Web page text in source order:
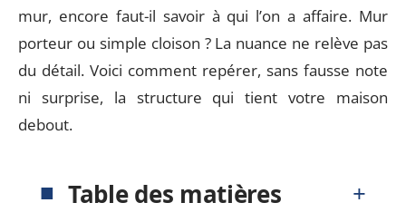
mur, encore faut-il savoir à qui l’on a affaire. Mur
porteur ou simple cloison ? La nuance ne relève pas
du détail. Voici comment repérer, sans fausse note
ni surprise, la structure qui tient votre maison
debout.
Table des matières